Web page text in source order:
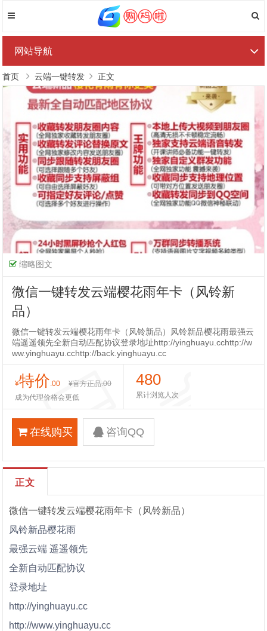
网站导航
首页 云端一键转发 正文
缩略图文
微信一键转发云端樱花雨年卡（风铃新
品）
微信一键转发云端樱花雨年卡（风铃新品）风铃新品樱花雨最强云
端遥遥领先全新自动匹配协议登录地址http://yinghuayu.cchttp://w
ww.yinghuayu.cchttp://back.yinghuayu.cc
¥特价.00 ¥官方正品.00
成为代理价格会更低
480
累计浏览人次
在线购买 咨询QQ
正文
微信一键转发云端樱花雨年卡（风铃新品）
风铃新品樱花雨
最强云端 遥遥领先
全新自动匹配协议
登录地址
http://yinghuayu.cc
http://www.yinghuayu.cc